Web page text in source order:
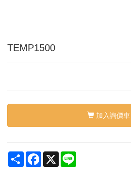
TEMP1500
加入詢價車
Share Facebook
X